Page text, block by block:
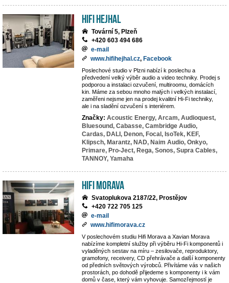
Hifi Hejhal
Tovární 5, Plzeň
+420 603 494 686
e-mail
www.hifihejhal.cz, Facebook
Poslechové studio v Plzni nabízí k poslechu a
předvedení velký výběr audio a video techniky. Prodej s
podporou a instalaci ozvučení, multiroomu, domácích
kin. Máme za sebou mnoho malých i velkých instalací,
zaměřeni nejsme jen na prodej kvalitní Hi-Fi techniky,
ale i na sladění ozvučení s interiérem.
Značky: Acoustic Energy, Arcam, Audioquest,
Bluesound, Cabasse, Cambridge Audio,
Cardas, DALI, Denon, Focal, IsoTek, KEF,
Klipsch, Marantz, NAD, Naim Audio, Onkyo,
Primare, Pro-Ject, Rega, Sonos, Supra Cables,
TANNOY, Yamaha
Hifi Morava
Svatoplukova 2187/22, Prostějov
+420 722 705 125
e-mail
www.hifimorava.cz
V poslechovém studiu Hifi Morava a Xavian Morava
nabízíme kompletní služby při výběru Hi-Fi komponentů i
vyladěných sestav na míru – zesilovače, reproduktory,
gramofony, receivery, CD přehrávače a další komponenty
od předních světových výrobců. Přivítáme vás v našich
prostorách, po dohodě přijedeme s komponenty i k vám
domů v čase, který vám vyhovuje. Samozřejmostí je